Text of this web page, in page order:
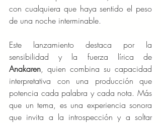
con cualquiera que haya sentido el peso
de una noche interminable.
Este lanzamiento destaca por la
Anakaren, quien combina su capacidad
interpretativa con una producción que
potencia cada palabra y cada nota. Más
que un tema, es una experiencia sonora
que invita a la introspección y a soltar